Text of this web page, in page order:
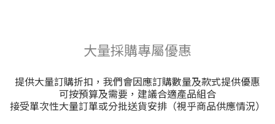
大量採購專屬優惠
提供大量訂購折扣，我們會因應訂購數量及款式提供優惠
可按預算及需要，建議合適產品組合
接受單次性大量訂單或分批送貨安排（視乎商品供應情況）